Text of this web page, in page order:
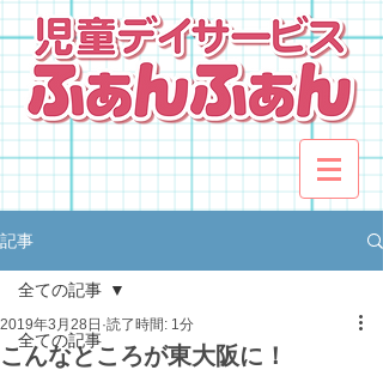
記事
全ての記事
全ての記事
こんなところが東大阪に！
2019年3月28日 読了時間: 1分